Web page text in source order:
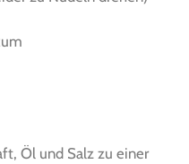
Öl und Salz zu einer